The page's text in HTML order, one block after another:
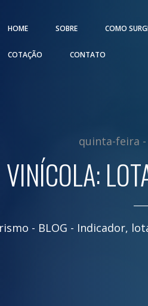
HOME SOBRE COMO
COTAÇÃO CONTATO
quinta-feira -
VINÍCOLA:
- BLOG - Indicador,